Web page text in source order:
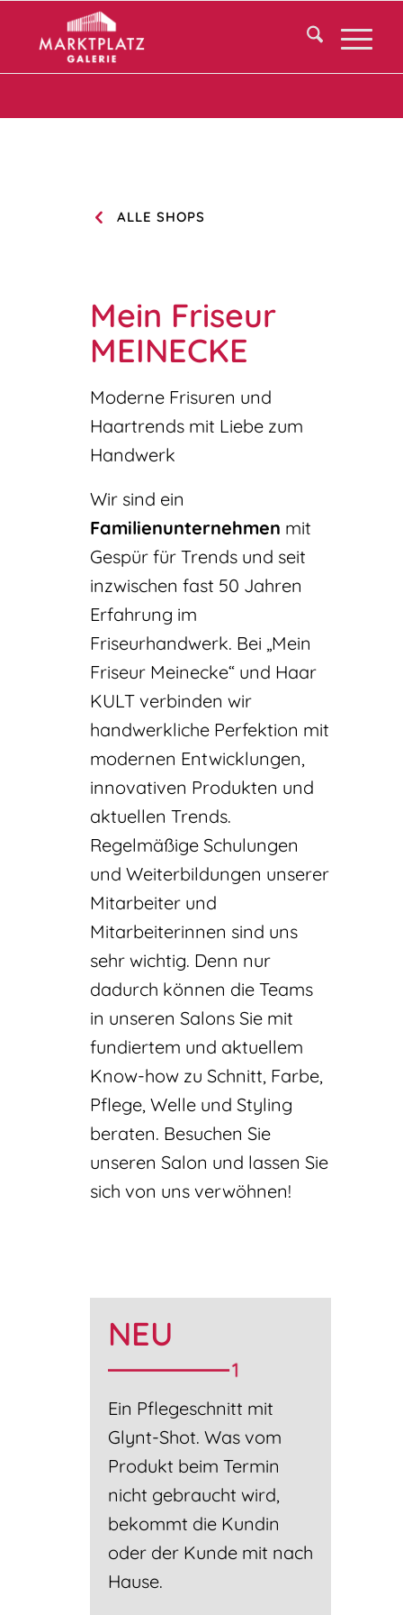
ALLE SHOPS
Mein Friseur
MEINECKE
Moderne Frisuren und
Haartrends mit Liebe zum
Handwerk
Wir sind ein
Familienunternehmen mit
Gespür für Trends und seit
inzwischen fast 50 Jahren
Erfahrung im
Friseurhandwerk. Bei „Mein
Friseur Meinecke“ und Haar
KULT verbinden wir
handwerkliche Perfektion mit
modernen Entwicklungen,
innovativen Produkten und
aktuellen Trends.
Regelmäßige Schulungen
und Weiterbildungen unserer
Mitarbeiter und
Mitarbeiterinnen sind uns
sehr wichtig. Denn nur
dadurch können die Teams
in unseren Salons Sie mit
fundiertem und aktuellem
Know-how zu Schnitt, Farbe,
Pflege, Welle und Styling
beraten. Besuchen Sie
unseren Salon und lassen Sie
sich von uns verwöhnen!
NEU
Ein Pflegeschnitt mit
Glynt-Shot. Was vom
Produkt beim Termin
nicht gebraucht wird,
bekommt die Kundin
oder der Kunde mit nach
Hause.